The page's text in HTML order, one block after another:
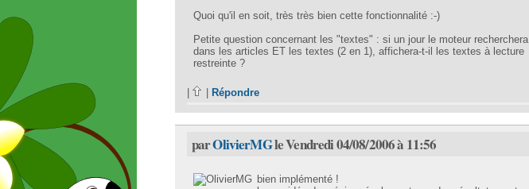
Quoi qu'il en soit, très très bien cette fonctionnalité :-)
Petite question concernant les "textes" : si un jour le moteur recherchera
dans les articles ET les textes (2 en 1), affichera-t-il les textes à lecture
restreinte ?
Répondre
parOlivierMGle Vendredi 04/08/2006 à 11:56
bien implémenté !